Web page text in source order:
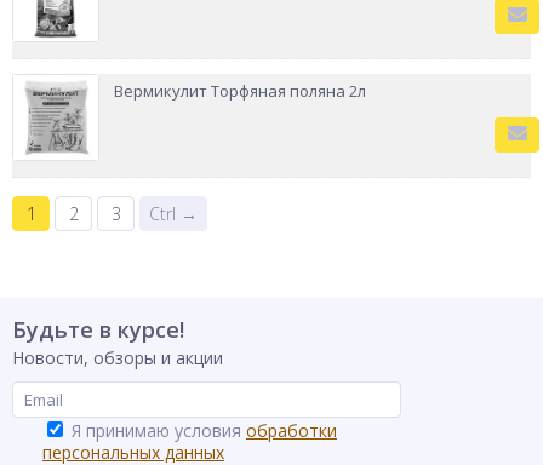
Вермикулит Торфяная поляна 2л
1 2 3 Ctrl →
Будьте в курсе!
Новости, обзоры и акции
Я принимаю условия обработки
персональных данных